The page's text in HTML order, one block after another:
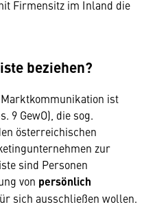
Firmensitz im Inland die
beziehen?
ist
9 GewO), die sog.
österreichischen
zur
sind Personen
von persönlich
sich ausschließen wollen.